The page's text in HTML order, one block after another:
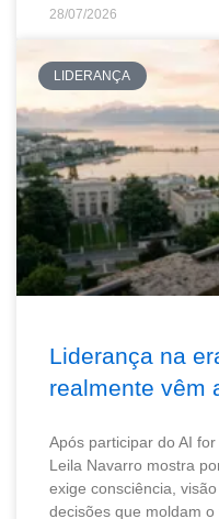
28/07/2026
LIDERANÇA
Liderança na
realmente vêm
Após participar do AI
Leila Navarro mostra
exige consciência,
decisões que moldam o